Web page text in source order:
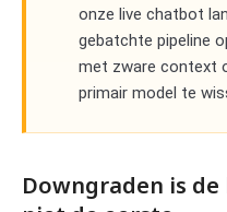
onze live chatbot
gebatchte pipeline
met zware context
primair model te
Downgraden is